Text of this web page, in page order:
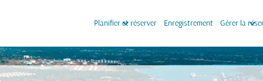
Planifier et réserver
keyboard_arrow_down Enregistrement Gérer la keyboard_arrow_down